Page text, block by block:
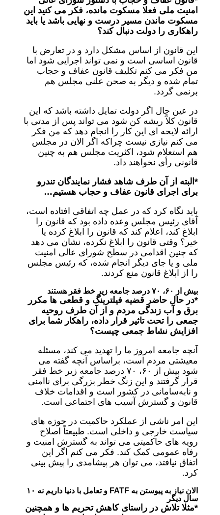
امنیت ملی فعلا مسکوت مانده، فکر می کنید این
مسکوت ماندن مسیر درست و نهایی باشد یا باید
راهکاری را دولت دنبال کند؟
این قانون از اساس مشکل دارد و در تعارض با
قانون اساسی است و نمی تواند اجرایی شود اما
من فکر می کنم تکلیف قانون عفاف و حجاب
تمام شده و دیگر به صحن علنی مجلس هم
برنمی گردد.
در عین حال اگر دولت تمایل داشته باشد که این
قانون کلآً ریشه کن شود می تواند پس از مدتی با
ارائه لایحه ای این کار را انجام دهد که من فکر
می کنم نیازی نیست چراکه اگر الان در مجلس
هم استعلام شود، اکثریت مجلس هم به چنین
قانونی رأی نخواهند داد.
*البته از آن طرف شاهد فشار نمایندگان تندرو
برای اجرای قانون عفاف و حجاب هستیم…
باید نگاه کرد که در عمل چه اتفاقی افتاده است،
آقای رئیس مجلس وعده داده بود که قانون را
ابلاغ کند، اعلام کند که قانون را ابلاغ کرده یا
خیر؟ وقتی قانون را ابلاغ نکرده، نشان می دهد
که چنین اقدامی در سطح شورای عالی امنیت
ملی و یا جای دیگر انجام شده، که رئیس مجلس
را از ابلاغ قانون منع کردند.
بیش از ۶۰، ۷۰ درصد جامعه زیر خط فقر هستند
*در حال حاضر قضیه فیلترینگ و قطعی ها مکرر
برق و آب زندگی مردم و از آن طرف روحیه
جمعی را تحت تاثیر قرار داده، راهکار شما برای
افزایش نشاط جمعی چیست؟
آنچه جامعه امروز ما را تهدید می کند، مسئله
معیشتی مردم است، براساس آنچه گفته می
شود بیش از ۶۰، ۷۰ درصد جامعه زیر خط فقر
قرار گرفتند و این زنگ خطر بزرگی برای ناامنی
و نابه‌سامانی در کشور است و اقدامات خلاف
قانون و گسترش آسیب های اجتماعی است.
این امر ناشی از عملکرد حاکمیت در حوزه های
سیاست خارجی و داخلی است. طبیعتاً اصلاح
رویه های حاکمیتی می تواند به گسترش امنیت و
رفاه عمومی کمک کند. فکر می کنم اگر این
اتفاق نیافتد، می توان هر پیشامدی را پیش بینی
کرد.
الان نیاز به پیوستن به FATF و تعامل با دنیا داریم نه ۱۰
سال دیگر
*مثلا تلاش در راستای کاهش تحریم ها و همچنین